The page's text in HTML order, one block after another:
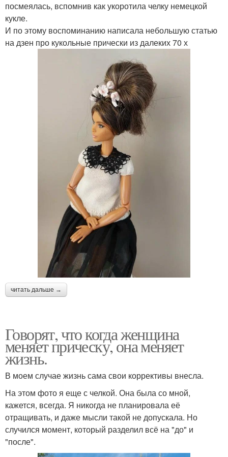
посмеялась, вспомнив как укоротила челку немецкой
кукле.
И по этому воспоминанию написала небольшую статью
на дзен про кукольные прически из далеких 70 х
читать дальше →
Говорят, что когда женщина
меняет прическу, она меняет
жизнь.
В моем случае жизнь сама свои коррективы внесла.
На этом фото я еще с челкой. Она была со мной,
кажется, всегда. Я никогда не планировала её
отращивать, и даже мысли такой не допускала. Но
случился момент, который разделил всё на "до" и
"после".